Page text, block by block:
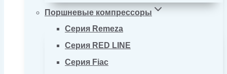
Поршневые компрессоры
Серия Remeza
Серия RED LINE
Серия Fiac